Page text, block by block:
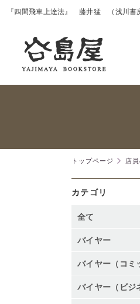
『四間飛車上達法』 藤井猛 （浅川書
トップページ 店
カテゴリ
全て
バイヤー
バイヤー（コミ
バイヤー（ビジ